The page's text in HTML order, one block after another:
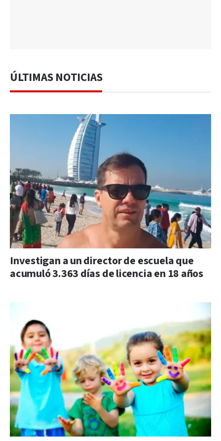
ÚLTIMAS NOTICIAS
Investigan a un director de escuela que
acumuló 3.363 días de licencia en 18 años